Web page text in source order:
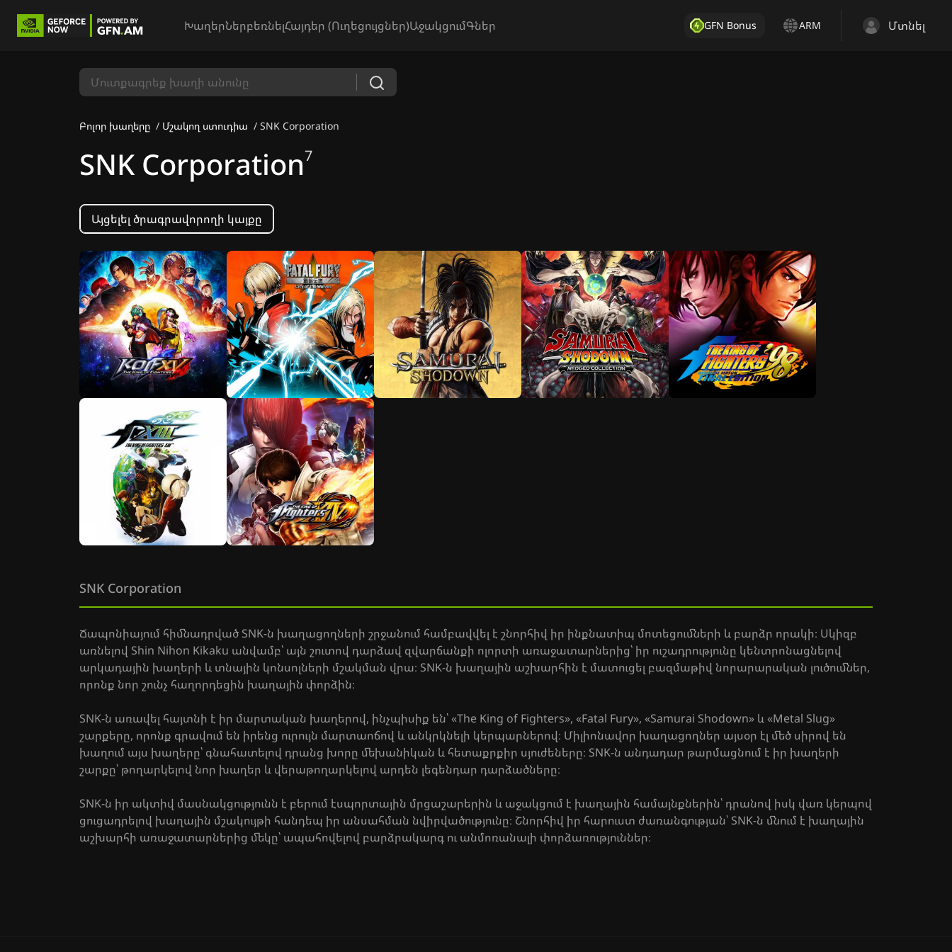
ԽաղերՆերբեռնելՀայդեր (Ուղեցույցներ)ԱջակցումԳներ GFN Bonus ARM Մտնել
Բոլոր խաղերը Մշակող ստուդիա SNK Corporation
SNK Corporation7
Այցելել ծրագրավորողի կայքը
SNK Corporation
Ճապոնիայում հիմնադրված SNK-ն խաղացողների շրջանում համբավվել է շնորհիվ իր ինքնատիպ մոտեցումների և բարձր որակի։ Սկիզբ
առնելով Shin Nihon Kikaku անվամբ՝ այն շուտով դարձավ զվարճանքի ոլորտի առաջատարներից՝ իր ուշադրությունը կենտրոնացնելով
արկադային խաղերի և տնային կոնսոլների մշակման վրա։ SNK-ն խաղային աշխարհին է մատուցել բազմաթիվ նորարարական լուծումներ,
որոնք նոր շունչ հաղորդեցին խաղային փորձին։
SNK-ն առավել հայտնի է իր մարտական խաղերով, ինչպիսիք են՝ «The King of Fighters», «Fatal Fury», «Samurai Shodown» և «Metal Slug»
շարքերը, որոնք գրավում են իրենց ուրույն մարտաոճով և անկրկնելի կերպարներով։ Միլիոնավոր խաղացողներ այսօր էլ մեծ սիրով են
խաղում այս խաղերը՝ գնահատելով դրանց խորը մեխանիկան և հետաքրքիր սյուժեները։ SNK-ն անդադար թարմացնում է իր խաղերի
շարքը՝ թողարկելով նոր խաղեր և վերաթողարկելով արդեն լեգենդար դարձածները։
SNK-ն իր ակտիվ մասնակցությունն է բերում էսպորտային մրցաշարերին և աջակցում է խաղային համայնքներին՝ դրանով իսկ վառ կերպով
ցուցադրելով խաղային մշակույթի հանդեպ իր անսահման նվիրվածությունը։ Շնորհիվ իր հարուստ ժառանգության՝ SNK-ն մնում է խաղային
աշխարհի առաջատարներից մեկը՝ ապահովելով բարձրակարգ ու անմոռանալի փորձառություններ։